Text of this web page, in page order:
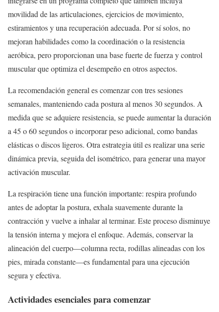
movilidad de las articulaciones, ejercicios de movimiento,
estiramientos y una recuperación adecuada. Por sí solos, no
mejoran habilidades como la coordinación o la resistencia
aeróbica, pero proporcionan una base fuerte de fuerza y control
muscular que optimiza el desempeño en otros aspectos.
La recomendación general es comenzar con tres sesiones
semanales, manteniendo cada postura al menos 30 segundos. A
medida que se adquiere resistencia, se puede aumentar la duración
a 45 o 60 segundos o incorporar peso adicional, como bandas
elásticas o discos ligeros. Otra estrategia útil es realizar una serie
dinámica previa, seguida del isométrico, para generar una mayor
activación muscular.
La respiración tiene una función importante: respira profundo
antes de adoptar la postura, exhala suavemente durante la
contracción y vuelve a inhalar al terminar. Este proceso disminuye
la tensión interna y mejora el enfoque. Además, conservar la
alineación del cuerpo—columna recta, rodillas alineadas con los
pies, mirada constante—es fundamental para una ejecución
segura y efectiva.
Actividades esenciales para comenzar